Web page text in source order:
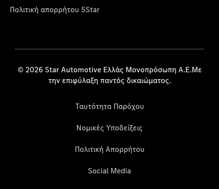
Πολιτική απορρήτου 5Star
© 2026 Star Automotive Ελλάς Μονοπρόσωπη Α.Ε.Με
την επιφύλαξη παντός δικαιώματος.
Ταυτότητα Παρόχου
Νομικές Υποδείξεις
Πολιτική Απορρήτου
Social Media